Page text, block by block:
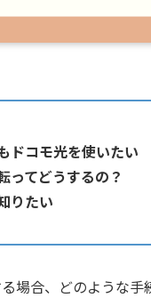
ドコモ光を使いたい
ってどうするの？
りたい
場合、どのような